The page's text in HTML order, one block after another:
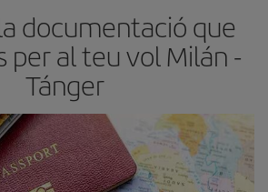
documentació que
per al teu vol Milán -
Tánger